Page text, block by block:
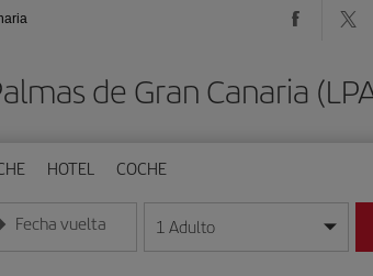
de Gran Canaria
HOTEL COCHE
día/mes/año
Fecha vuelta
Introduce la fecha en formato día/mes/año
1 Adulto